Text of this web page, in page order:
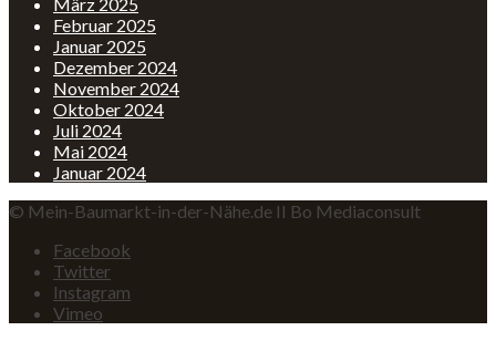
Februar 2025
Januar 2025
Dezember 2024
November 2024
Oktober 2024
Juli 2024
Mai 2024
Januar 2024
© Mein-Baumarkt-in-der-Nähe.de II Bo Mediaconsult
Facebook
Twitter
Instagram
Vimeo